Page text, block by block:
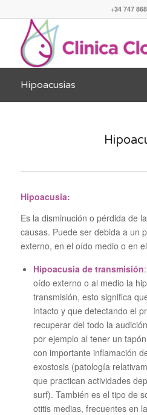
+34 747
Hipoacusias
Hipoacusia:
Es la disminución o pérdida de
causas. Puede ser debida a un
externo, en el oído medio o en
Hipoacusia de transmisión
oído externo o al medio la
transmisión, esto significa
intacto y que detectando el
recuperar del todo la
por ejemplo al tener un
con importante inflamación
exostosis (patología
que practican actividades
surf). También es el tipo de
otitis medias, frecuentes en